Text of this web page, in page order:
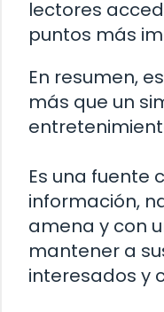
lectores
puntos más
En resumen,
más que un
Es una fuente
información,
amena y con
mantener a
interesados y